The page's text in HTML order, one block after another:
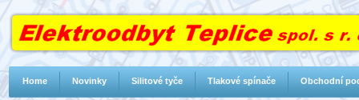
Home Novinky Silitové tyče Tlakové spínače Obchodní